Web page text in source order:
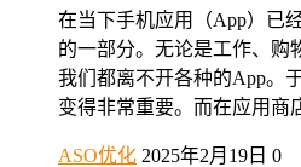
在当下手机应用（App）已
的一部分。无论是工作、购
我们都离不开各种的App。
变得非常重要。而在应用商
ASO优化 2025年2月19日 0